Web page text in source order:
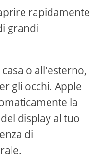
rapidamente
grandi
o all'esterno,
gli occhi. Apple
la
display al tuo
di